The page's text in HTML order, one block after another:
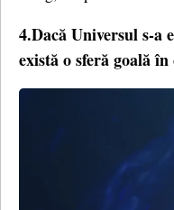
4.Dacă Universul s-a
există o sferă goală